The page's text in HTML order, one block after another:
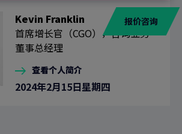
报价咨询
Kevin Franklin
首席增长官（CGO），咨询业务
董事总经理
查看个人简介
2024年2月15日星期四